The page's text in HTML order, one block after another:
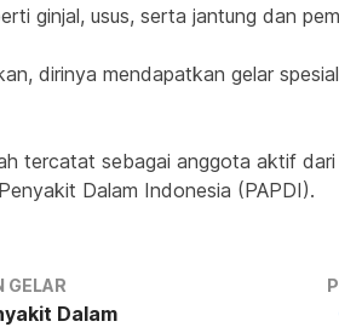
ginjal, usus, serta jantung dan
dirinya mendapatkan gelar
tercatat sebagai anggota aktif
Dalam Indonesia (PAPDI).
GELAR
Dalam